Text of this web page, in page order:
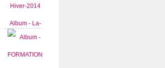
Album - La-
Courbe-
Hiver-2014